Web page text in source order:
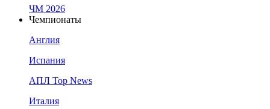
ЧМ 2026
Чемпионаты
Англия
Испания
АПЛ Top News
Италия